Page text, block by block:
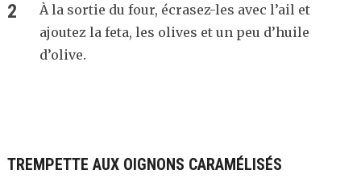
À la sortie du four, écrasez-les avec l’ail et
ajoutez la feta, les olives et un peu d’huile
d’olive.
TREMPETTE AUX OIGNONS CARAMÉLISÉS